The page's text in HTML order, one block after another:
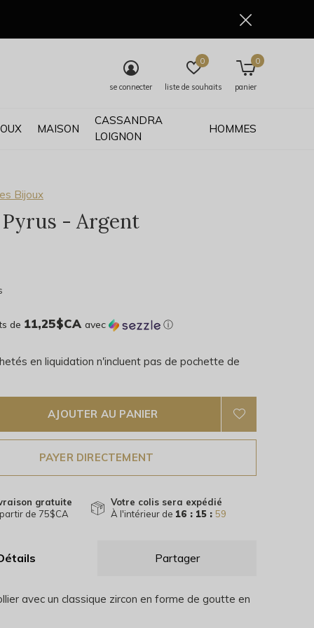
MAISON
CASSANDRA
LOIGNON
HOMMES
se connecter liste de souhaits
0
panier
0
Bijoux
- Argent
de 11,25$CA avec ⓘ
en liquidation n'incluent pas de pochette de
AJOUTER AU PANIER
PAYER DIRECTEMENT
gratuite
de 75$CA
Votre colis sera expédié
À l'intérieur de 16 : 15 : 58
Partager
avec un classique zircon en forme de goutte en